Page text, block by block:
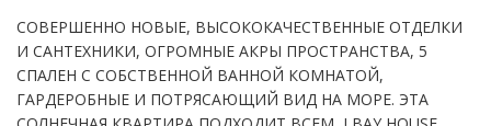
СОВЕРШЕННО НОВЫЕ, ВЫСОКОКАЧЕСТВЕННЫЕ ОТДЕЛКИ
И САНТЕХНИКИ, ОГРОМНЫЕ АКРЫ ПРОСТРАНСТВА, 5
СПАЛЕН С СОБСТВЕННОЙ ВАННОЙ КОМНАТОЙ,
ГАРДЕРОБНЫЕ И ПОТРЯСАЮЩИЙ ВИД НА МОРЕ. ЭТА